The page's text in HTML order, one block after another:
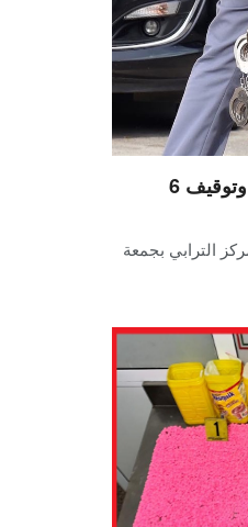
تفكيك عصابة للتنقيب عن الكنوز وتوقيف 6
الترابي بجمعة